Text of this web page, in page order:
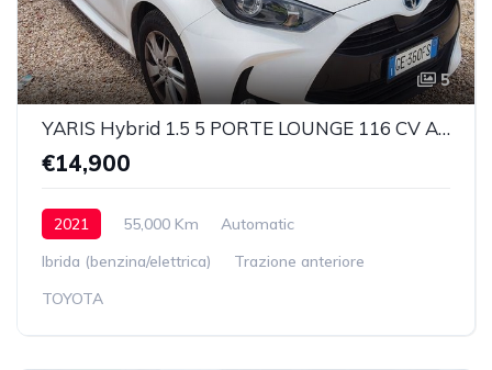
5
YARIS Hybrid 1.5 5 PORTE LOUNGE 116 CV Automatica
€14,900
2021 55,000 Km
Automatic
Ibrida (benzina/elettrica)
Trazione anteriore
TOYOTA